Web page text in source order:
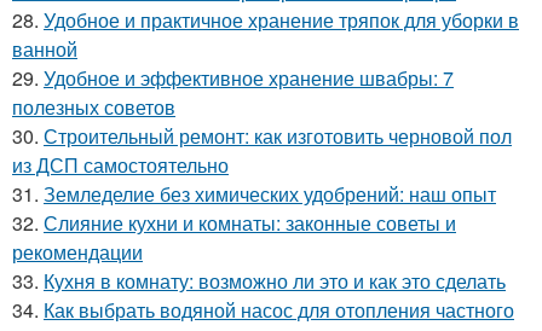
28. Удобное и практичное хранение тряпок для уборки в
ванной
29. Удобное и эффективное хранение швабры: 7
полезных советов
30. Строительный ремонт: как изготовить черновой пол
из ДСП самостоятельно
31. Земледелие без химических удобрений: наш опыт
32. Слияние кухни и комнаты: законные советы и
рекомендации
33. Кухня в комнату: возможно ли это и как это сделать
34. Как выбрать водяной насос для отопления частного